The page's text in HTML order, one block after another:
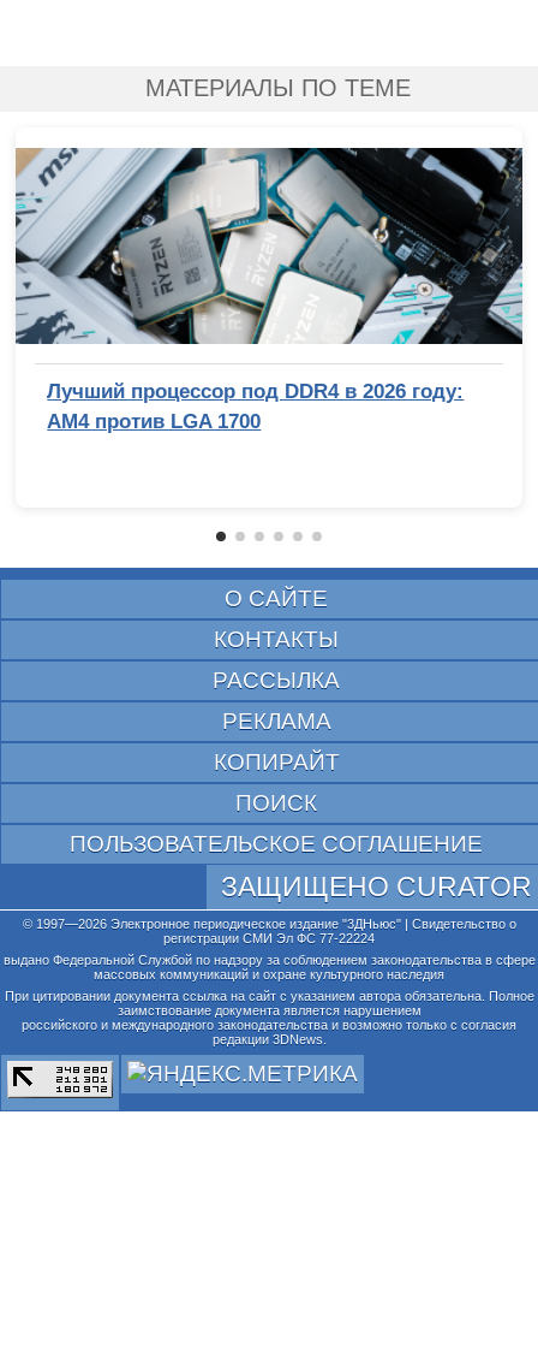
МАТЕРИАЛЫ ПО ТЕМЕ
Лучший процессор под DDR4 в 2026 году:
AM4 против LGA 1700
О САЙТЕ
КОНТАКТЫ
РАССЫЛКА
РЕКЛАМА
КОПИРАЙТ
ПОИСК
ПОЛЬЗОВАТЕЛЬСКОЕ СОГЛАШЕНИЕ
ЗАЩИЩЕНО CURATOR
© 1997—2026 Электронное периодическое издание "3ДНьюс" | Свидетельство о
регистрации СМИ Эл ФС 77-22224
выдано Федеральной Службой по надзору за соблюдением законодательства в сфере
массовых коммуникаций и охране культурного наследия
При цитировании документа ссылка на сайт с указанием автора обязательна. Полное
заимствование документа является нарушением
российского и международного законодательства и возможно только с согласия
редакции 3DNews.